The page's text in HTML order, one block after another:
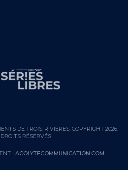
DE TROIS-RIVIÈRES. COPYRIGHT 2026.
RÉSERVÉS.
| ACOLYTECOMMUNICATION.COM